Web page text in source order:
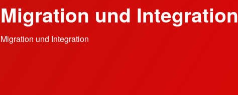
Migration und Integration
Migration und Integration